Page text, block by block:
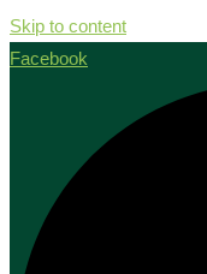
Skip to content
Facebook